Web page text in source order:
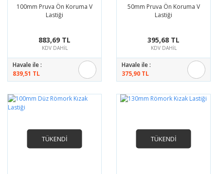
100mm Pruva Ön Koruma V
Lastiği
883,69 TL
KDV DAHİL
Havale ile :
839,51 TL
50mm Pruva Ön Koruma V
Lastiği
395,68 TL
KDV DAHİL
Havale ile :
375,90 TL
TÜKENDİ TÜKENDİ